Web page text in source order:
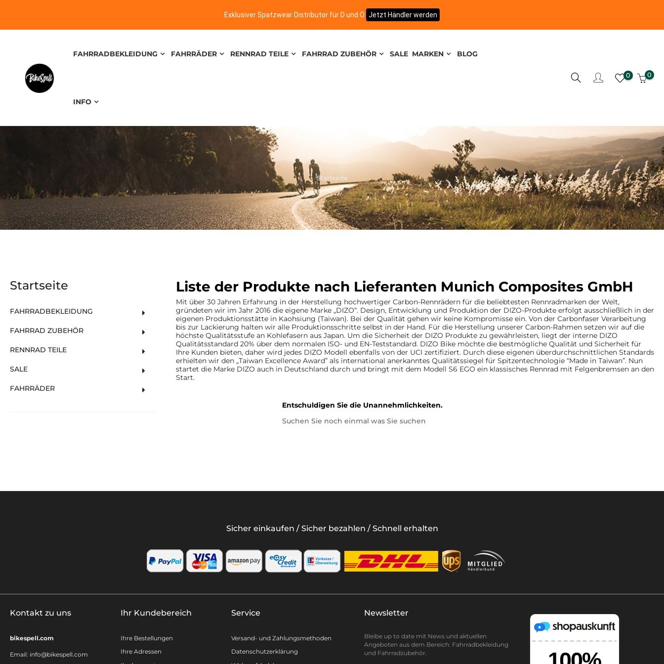
Exklusiver Spatzwear Distributor für D und Ö Jetzt Händler werden
FAHRRADBEKLEIDUNG FAHRRÄDER RENNRAD TEILE FAHRRAD ZUBEHÖR SALE MARKEN BLOG
INFO
0 0
Startseite
Startseite
FAHRRADBEKLEIDUNG
FAHRRAD ZUBEHÖR
RENNRAD TEILE
SALE
FAHRRÄDER
Liste der Produkte nach Lieferanten Munich Composites GmbH
Mit über 30 Jahren Erfahrung in der Herstellung hochwertiger Carbon-Rennrädern für die beliebtesten Rennradmarken der Welt,
gründeten wir im Jahr 2016 die eigene Marke „DIZO“. Design, Entwicklung und Produktion der DIZO-Produkte erfolgt ausschließlich in der
eigenen Produktionsstätte in Kaohsiung (Taiwan). Bei der Qualität gehen wir keine Kompromisse ein. Von der Carbonfaser Verarbeitung
bis zur Lackierung halten wir alle Produktionsschritte selbst in der Hand. Für die Herstellung unserer Carbon-Rahmen setzen wir auf die
höchste Qualitätsstufe an Kohlefasern aus Japan. Um die Sicherheit der DIZO Produkte zu gewährleisten, liegt der interne DIZO
Qualitätsstandard 20% über dem normalen ISO- und EN-Teststandard. DIZO Bike möchte die bestmögliche Qualität und Sicherheit für
Ihre Kunden bieten, daher wird jedes DIZO Modell ebenfalls von der UCI zertifiziert. Durch diese eigenen überdurchschnittlichen Standards
erhielten wir den „Taiwan Excellence Award” als international anerkanntes Qualitätssiegel für Spitzentechnologie “Made in Taiwan”. Nun
startet die Marke DIZO auch in Deutschland durch und bringt mit dem Modell S6 EGO ein klassisches Rennrad mit Felgenbremsen an den
Start.
Entschuldigen Sie die Unannehmlichkeiten.
Suchen Sie noch einmal was Sie suchen
Sicher einkaufen / Sicher bezahlen / Schnell erhalten
Kontakt zu uns
bikespell.com
Email: info@bikespell.com
Ihr Kundebereich
Ihre Bestellungen
Ihre Adressen
Service
Versand- und Zahlungsmethoden
Datenschutzerklärung
Newsletter
Bleibe up to date mit News und aktuellen
Angeboten aus dem Bereich: Fahrradbekleidung
und Fahrradzubehör.